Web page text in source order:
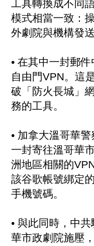
工具轉換成不同
模式相當一致：
外劇院與機構發
• 在其中一封郵
自由門VPN。這
破「防火長城」
務的工具。
• 加拿大溫哥華
一封寄往溫哥華
洲地區相關的
該谷歌帳號綁定
手機號碼。
• 與此同時，中
華市政劇院施壓